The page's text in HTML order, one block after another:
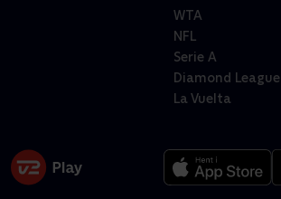
WTA
NFL
Serie A
Diamond League
La Vuelta